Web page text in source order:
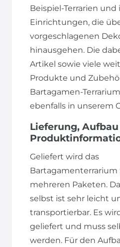
Beispiel-Terrarien
Einrichtungen, die
vorgeschlagenen
hinausgehen. Die
Artikel sowie viele
Produkte und
Bartagamen-
ebenfalls in unserem
Lieferung,
Geliefert wird das
Bartagamenterrarium
mehreren Paketen.
selbst ist sehr leicht
transportierbar. Es
geliefert und muss
werden. Für den